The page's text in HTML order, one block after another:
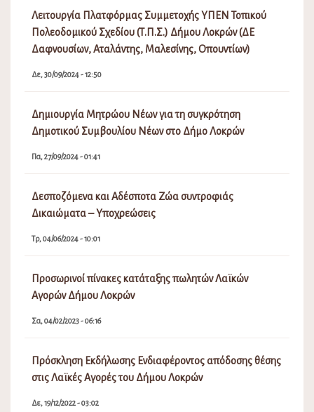
Λειτουργία Πλατφόρμας Συμμετοχής ΥΠΕΝ Τοπικού
Πολεοδομικού Σχεδίου (Τ.Π.Σ.) Δήμου Λοκρών (ΔΕ
Δαφνουσίων, Αταλάντης, Μαλεσίνης, Οπουντίων)
Δε, 30/09/2024 - 12:50
Δημιουργία Μητρώου Νέων για τη συγκρότηση
Δημοτικού Συμβουλίου Νέων στο Δήμο Λοκρών
Πα, 27/09/2024 - 01:41
Δεσποζόμενα και Αδέσποτα Ζώα συντροφιάς
Δικαιώματα – Υποχρεώσεις
Τρ, 04/06/2024 - 10:01
Προσωρινοί πίνακες κατάταξης πωλητών Λαϊκών
Αγορών Δήμου Λοκρών
Σα, 04/02/2023 - 06:16
Πρόσκληση Εκδήλωσης Ενδιαφέροντος απόδοσης θέσης
στις Λαϊκές Αγορές του Δήμου Λοκρών
Δε, 19/12/2022 - 03:02